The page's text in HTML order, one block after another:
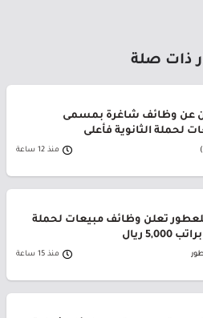
ذات صلة
عن وظائف شاغرة بمسمى
لحملة الثانوية فأعلى
منذ 12 ساعة
تعلن وظائف مبيعات لحملة
ريال
منذ 15 ساعة